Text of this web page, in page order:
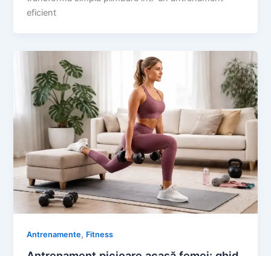
eficient
Antrenamente, Fitness